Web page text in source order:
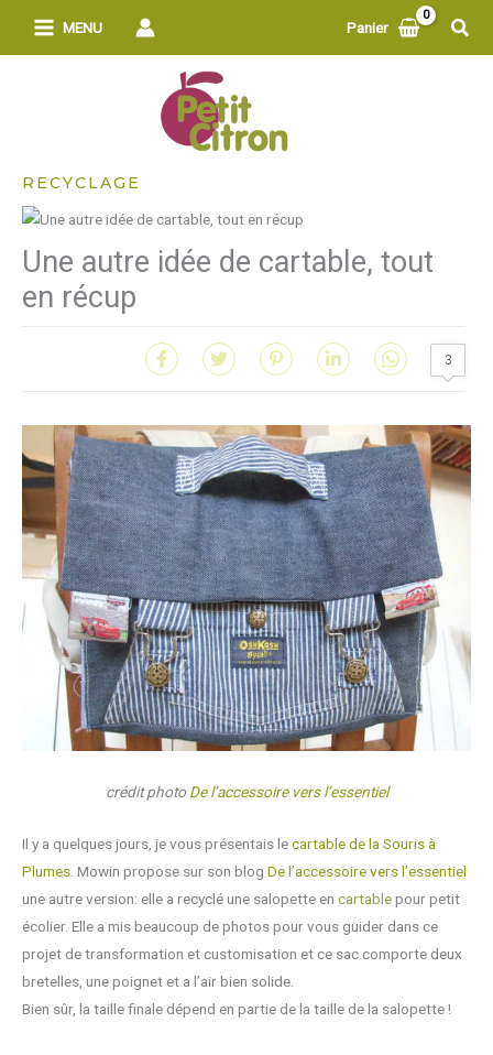
MENU Panier
RECYCLAGE
Une autre idée de cartable, tout
en récup
3
crédit photoDe l’accessoire vers l’essentiel
Il y a quelques jours, je vous présentais lecartable de la Souris à
Plumes . Mowin propose sur son blog De l’accessoire vers l’essentiel
une autre version: elle a recyclé une salopette en cartablepour petit
écolier. Elle a mis beaucoup de photos pour vous guider dans ce
projet de transformation et customisation et ce sac comporte deux
bretelles, une poignet et a l’air bien solide.
Bien sûr, la taille finale dépend en partie de la taille de la salopette !